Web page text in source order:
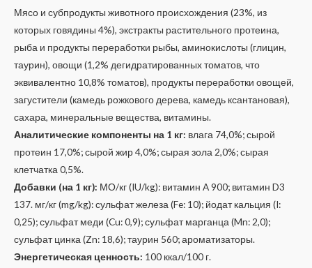
Мясо и субпродукты животного происхождения (23%, из
которых говядины 4%), экстракты растительного протеина,
рыба и продукты переработки рыбы, аминокислоты (глицин,
таурин), овощи (1,2% дегидратированных томатов, что
эквивалентно 10,8% томатов), продукты переработки овощей,
загустители (камедь рожкового дерева, камедь ксантановая),
сахара, минеральные вещества, витамины.
Аналитические компоненты на 1 кг: влага 74,0%; сырой
протеин 17,0%; сырой жир 4,0%; сырая зола 2,0%; сырая
клетчатка 0,5%.
Добавки (на 1 кг): МО/кг (IU/kg): витамин A 900; витамин D3
137. мг/кг (mg/kg): сульфат железа (Fe: 10); йодат кальция (I:
0,25); сульфат меди (Cu: 0,9); сульфат марганца (Mn: 2,0);
сульфат цинка (Zn: 18,6); таурин 560; ароматизаторы.
Энергетическая ценность: 100 ккал/100 г.